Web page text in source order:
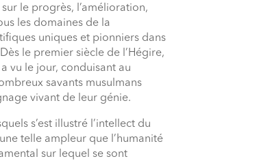
le progrès, l’amélioration,
les domaines de la
uniques et pionniers dans
le premier siècle de l’Hégire,
vu le jour, conduisant au
savants musulmans
vivant de leur génie.
s’est illustré l’intellect du
telle ampleur que l’humanité
sur lequel se sont